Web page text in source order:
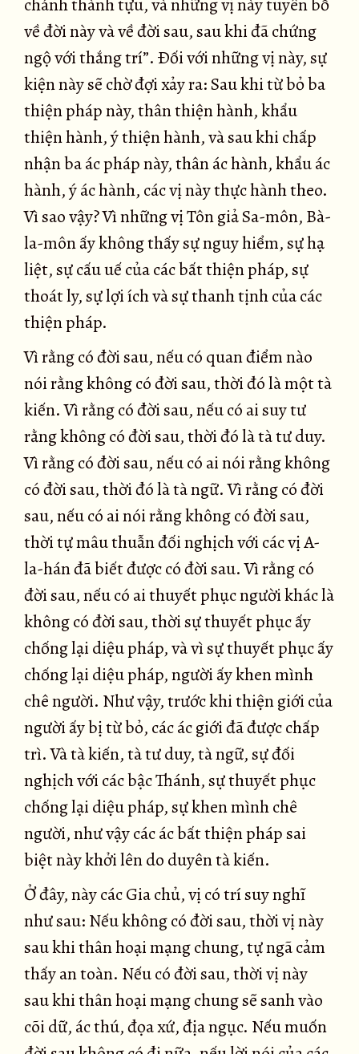
chánh thành tựu, và những vị này tuyên bố
về đời này và về đời sau, sau khi đã chứng
ngộ với thắng trí”. Ðối với những vị này, sự
kiện này sẽ chờ đợi xảy ra: Sau khi từ bỏ ba
thiện pháp này, thân thiện hành, khẩu
thiện hành, ý thiện hành, và sau khi chấp
nhận ba ác pháp này, thân ác hành, khẩu ác
hành, ý ác hành, các vị này thực hành theo.
Vì sao vậy? Vì những vị Tôn giả Sa-môn, Bà-
la-môn ấy không thấy sự nguy hiểm, sự hạ
liệt, sự cấu uế của các bất thiện pháp, sự
thoát ly, sự lợi ích và sự thanh tịnh của các
thiện pháp.
Vì rằng có đời sau, nếu có quan điểm nào
nói rằng không có đời sau, thời đó là một tà
kiến. Vì rằng có đời sau, nếu có ai suy tư
rằng không có đời sau, thời đó là tà tư duy.
Vì rằng có đời sau, nếu có ai nói rằng không
có đời sau, thời đó là tà ngữ. Vì rằng có đời
sau, nếu có ai nói rằng không có đời sau,
thời tự mâu thuẫn đối nghịch với các vị A-
la-hán đã biết được có đời sau. Vì rằng có
đời sau, nếu có ai thuyết phục người khác là
không có đời sau, thời sự thuyết phục ấy
chống lại diệu pháp, và vì sự thuyết phục ấy
chống lại diệu pháp, người ấy khen mình
chê người. Như vậy, trước khi thiện giới của
người ấy bị từ bỏ, các ác giới đã được chấp
trì. Và tà kiến, tà tư duy, tà ngữ, sự đối
nghịch với các bậc Thánh, sự thuyết phục
chống lại diệu pháp, sự khen mình chê
người, như vậy các ác bất thiện pháp sai
biệt này khởi lên do duyên tà kiến.
Ở đây, này các Gia chủ, vị có trí suy nghĩ
như sau: Nếu không có đời sau, thời vị này
sau khi thân hoại mạng chung, tự ngã cảm
thấy an toàn. Nếu có đời sau, thời vị này
sau khi thân hoại mạng chung sẽ sanh vào
cõi dữ, ác thú, đọa xứ, địa ngục. Nếu muốn